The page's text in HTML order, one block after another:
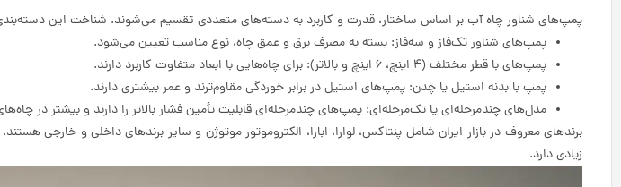
پمپ‌های شناور چاه آب بر اساس ساختار، قدرت و کاربرد به دسته‌های متعددی تقسیم می‌شوند. شناخت این دسته‌بندی‌ها
پمپ‌های شناور تک‌فاز و سه‌فاز: بسته به مصرف برق و عمق چاه، نوع مناسب تعیین می‌شود.
پمپ‌های با قطر مختلف (4 اینچ، 6 اینچ و بالاتر): برای چاه‌هایی با ابعاد متفاوت کاربرد دارند.
پمپ با بدنه استیل یا چدن: پمپ‌های استیل در برابر خوردگی مقاوم‌ترند و عمر بیشتری دارند.
مدل‌های چندمرحله‌ای یا تک‌مرحله‌ای: پمپ‌های چندمرحله‌ای قابلیت تأمین فشار بالاتر را دارند و بیشتر در
برندهای معروف در بازار ایران شامل پنتاکس، لوارا، ابارا، الکتروموتور موتوژن و سایر برندهای داخلی و خارجی
زیادی دارد.